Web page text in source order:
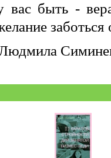
быть -
заботься